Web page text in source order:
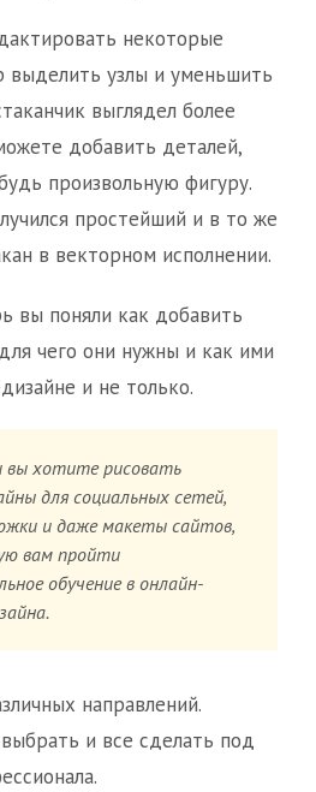
некоторые
выделить узлы и уменьшить
выглядел более
добавить деталей,
произвольную фигуру.
простейший и в то же
в векторном исполнении.
вы поняли как добавить
чего они нужны и как ими
и не только.
вы хотите рисовать
для социальных сетей,
и даже макеты сайтов,
вам пройти
обучение в онлайн-
направлений.
и все сделать под